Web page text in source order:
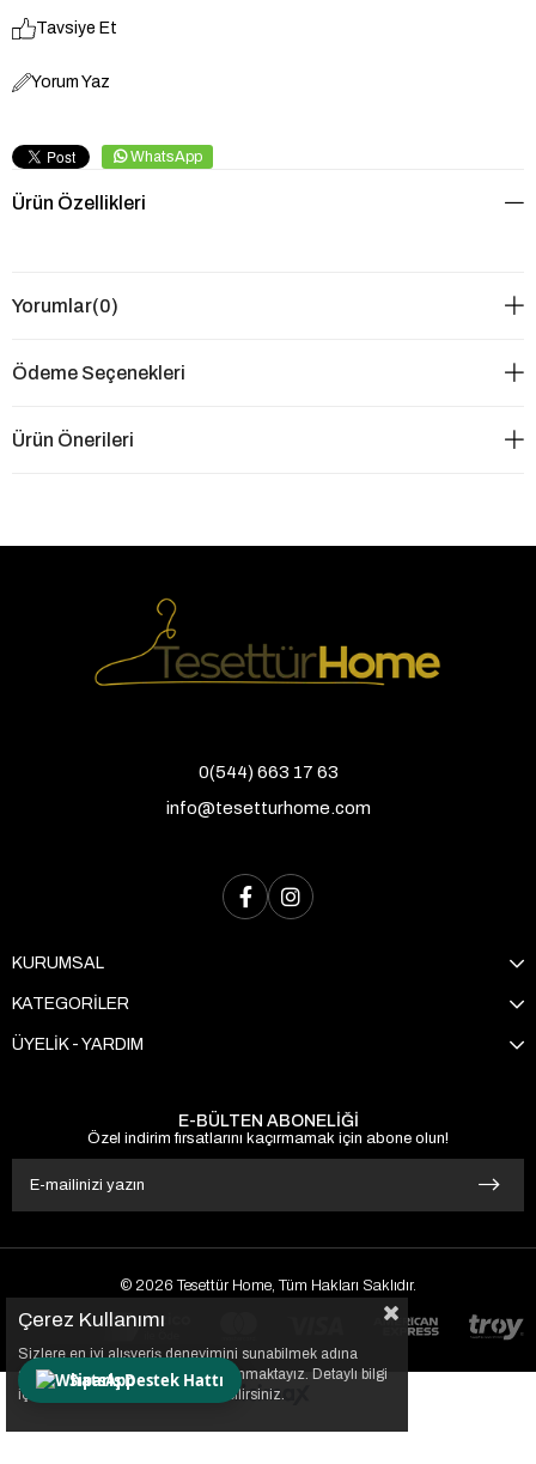
Sipariş Destek Hattı
Tavsiye Et
Yorum Yaz
WhatsApp
Ürün Özellikleri
Yorumlar(0)
Ödeme Seçenekleri
Ürün Önerileri
0(544) 663 17 63
info@tesetturhome.com
KURUMSAL
KATEGORİLER
ÜYELİK - YARDIM
E-BÜLTEN ABONELİĞİ
Özel indirim fırsatlarını kaçırmamak için abone olun!
© 2026 Tesettür Home, Tüm Hakları Saklıdır.
Çerez Kullanımı
Sizlere en iyi alışveriş deneyimini sunabilmek adına
sitemizde çerezler(cookies) kullanmaktayız. Detaylı bilgi
için Kvkk sözleşmesini inceleyebilirsiniz.